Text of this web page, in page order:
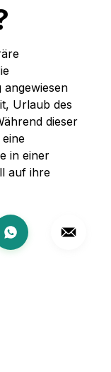
Urlaub des
dieser
in einer
auf ihre